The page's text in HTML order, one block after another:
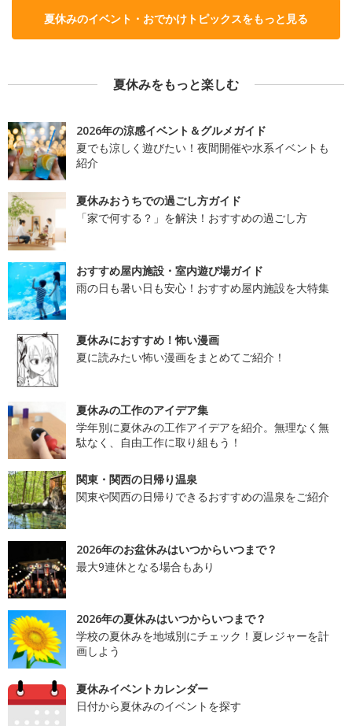
夏休みのイベント・おでかけトピックスをもっと見る
夏休みをもっと楽しむ
2026年の涼感イベント＆グルメガイド
夏でも涼しく遊びたい！夜間開催や水系イベントも
紹介
夏休みおうちでの過ごし方ガイド
「家で何する？」を解決！おすすめの過ごし方
おすすめ屋内施設・室内遊び場ガイド
雨の日も暑い日も安心！おすすめ屋内施設を大特集
夏休みにおすすめ！怖い漫画
夏に読みたい怖い漫画をまとめてご紹介！
夏休みの工作のアイデア集
学年別に夏休みの工作アイデアを紹介。無理なく無
駄なく、自由工作に取り組もう！
関東・関西の日帰り温泉
関東や関西の日帰りできるおすすめの温泉をご紹介
2026年のお盆休みはいつからいつまで？
最大9連休となる場合もあり
2026年の夏休みはいつからいつまで？
学校の夏休みを地域別にチェック！夏レジャーを計
画しよう
夏休みイベントカレンダー
日付から夏休みのイベントを探す